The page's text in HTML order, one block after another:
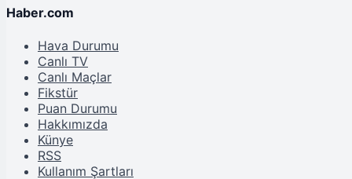
Haber.com
Hava Durumu
Canlı TV
Canlı Maçlar
Fikstür
Puan Durumu
Hakkımızda
Künye
RSS
Kullanım Şartları